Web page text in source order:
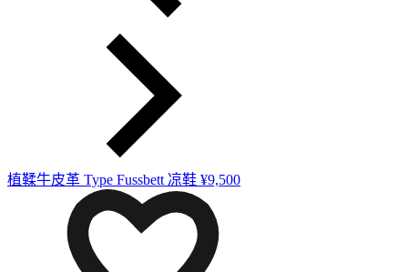
植鞣牛皮革 Type Fussbett 凉鞋 ¥9,500